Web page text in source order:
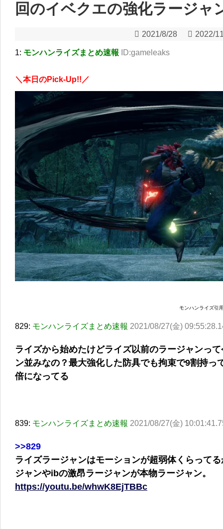
回のイベクエの強化ラージャ
2021/8/28 2022/
1: モンハンライズまとめ速報 ID:gameleaks
＼本日のPick-Up!!／
モンハンライズ引
829: モンハンライズまとめ速報 2021/08/27(金)
ライズから始めたけどライズ以前のラージャンっ
ン並みなの？最大強化した防具でも拘束で9割持っ
倍になってる
839: モンハンライズまとめ速報 2021/08/27(金)
>>829
ライズラージャンはモーションが超弱体くらって
ジャンやibの激昂ラージャンが本物ラージャン。
https://youtu.be/whwK8EjTBBc